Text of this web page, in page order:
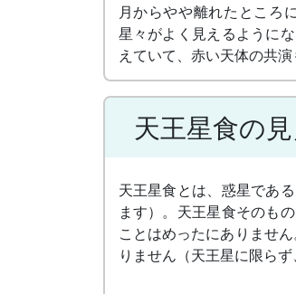
月からやや離れたところ
星々がよく見えるように
えていて、赤い天体の共演
天王星食の
天王星食とは、惑星であ
ます）。天王星食そのも
ことはめったにありませ
りません（天王星に限ら